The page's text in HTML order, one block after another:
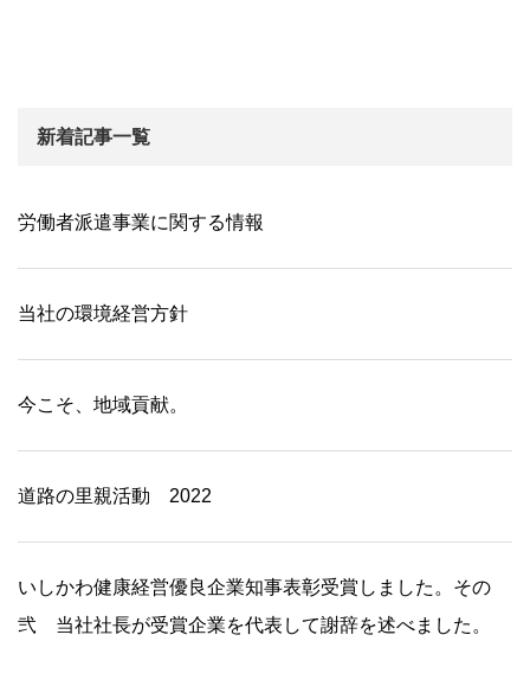
新着記事一覧
労働者派遣事業に関する情報
当社の環境経営方針
今こそ、地域貢献。
道路の里親活動 2022
いしかわ健康経営優良企業知事表彰受賞しました。その
弐 当社社長が受賞企業を代表して謝辞を述べました。